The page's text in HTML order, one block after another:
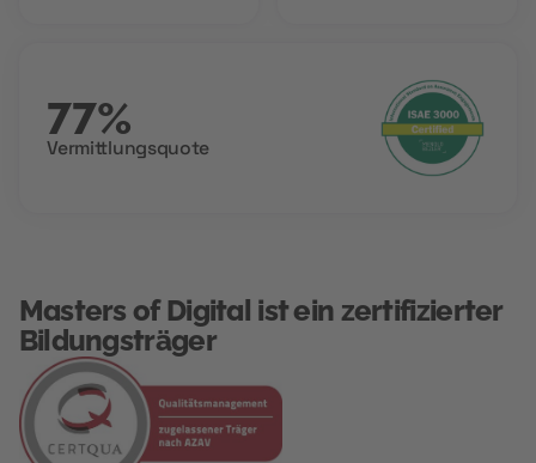
77%
Vermittlungsquote
Masters of Digital ist ein zertifizierter
Bildungsträger